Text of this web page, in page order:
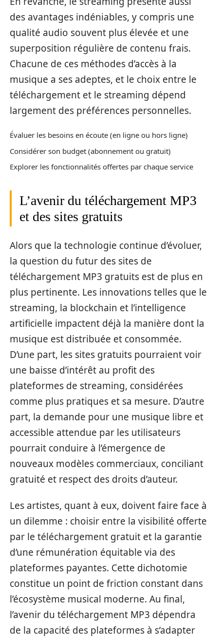
des avantages indéniables, y compris une
qualité audio souvent plus élevée et une
superposition régulière de contenu frais.
Chacune de ces méthodes d’accès à la
musique a ses adeptes, et le choix entre le
téléchargement et le streaming dépend
largement des préférences personnelles.
Évaluer les besoins en écoute (en ligne ou hors ligne)
Considérer son budget (abonnement ou gratuit)
Explorer les fonctionnalités offertes par chaque service
L’avenir du téléchargement MP3
et des sites gratuits
Alors que la technologie continue d’évoluer,
la question du futur des sites de
téléchargement MP3 gratuits est de plus en
plus pertinente. Les innovations telles que le
streaming, la blockchain et l’intelligence
artificielle impactent déjà la manière dont la
musique est distribuée et consommée.
D’une part, les sites gratuits pourraient voir
une baisse d’intérêt au profit des
plateformes de streaming, considérées
comme plus pratiques et sa mesure. D’autre
part, la demande pour une musique libre et
accessible attendue par les utilisateurs
pourrait conduire à l’émergence de
nouveaux modèles commerciaux, conciliant
gratuité et respect des droits d’auteur.
Les artistes, quant à eux, doivent faire face à
un dilemme : choisir entre la visibilité offerte
par le téléchargement gratuit et la garantie
d’une rémunération équitable via des
plateformes payantes. Cette dichotomie
constitue un point de friction constant dans
l’écosystème musical moderne. Au final,
l’avenir du téléchargement MP3 dépendra
de la capacité des plateformes à s’adapter